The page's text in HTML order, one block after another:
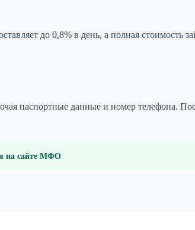
до 0,8% в день, а полная стоимость
паспортные данные и номер телефона.
на сайте МФО